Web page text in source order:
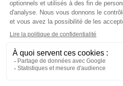
Établissement culturel et sportif à
XIXème siècle, le Carreau du Temple fut
artistiques, culturels et sportifs, à travers